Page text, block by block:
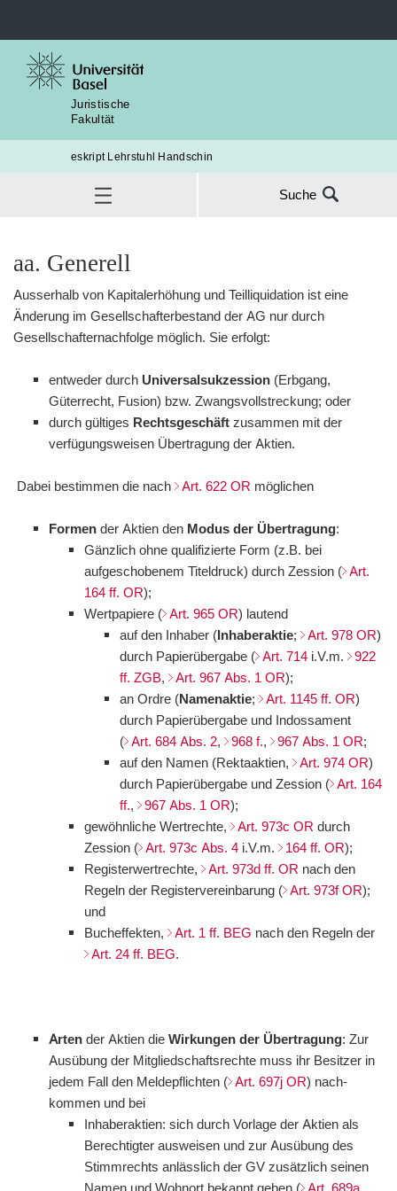
Juristische
Fakultät
eskript Lehrstuhl Handschin
Suche
§18 Änderung im Gesellschafterbestand
C. Gesellschafternachfolge
aa. Generell
aa. Generell
Ausserhalb von Kapitalerhöhung und Teilliquidation ist eine
Änderung im Gesellschafterbestand der AG nur durch
Gesellschafternachfolge möglich. Sie erfolgt:
entweder durch Universalsukzession (Erbgang,
Güterrecht, Fusion) bzw. Zwangsvollstreckung; oder
durch gültiges Rechtsgeschäft zusammen mit der
verfügungsweisen Übertragung der Aktien.
Dabei bestimmen die nach Art. 622 OR möglichen
Formen der Aktien den Modus der Übertragung:
Gänzlich ohne qualifizierte Form (z.B. bei
aufgeschobenem Titeldruck) durch Zession ( Art.
164 ff. OR);
Wertpapiere ( Art. 965 OR) lautend
auf den Inhaber (Inhaberaktie; Art. 978 OR)
durch Papierübergabe ( Art. 714 i.V.m.
922
ff. ZGB, Art. 967 Abs. 1 OR);
an Ordre (Namenaktie; Art. 1145 ff. OR)
durch Papierübergabe und Indossament
( Art. 684 Abs. 2, 968 f., 967 Abs. 1 OR;
auf den Namen (Rektaaktien,
Art. 974 OR)
durch Papierübergabe und Zession ( Art. 164
ff., 967 Abs. 1 OR);
gewöhnliche Wertrechte,
Art. 973c OR durch
Zession ( Art. 973c Abs. 4 i.V.m. 164 ff. OR);
Registerwertrechte,
Art. 973d ff. OR nach den
Regeln der Registervereinbarung ( Art. 973f OR);
und
Bucheffekten,
Art. 1 ff. BEG nach den Regeln der
Art. 24 ff. BEG.
Arten der Aktien die Wirkungen der Übertragung: Zur
Ausübung der Mitgliedschaftsrechte muss ihr Besitzer in
jedem Fall den Meldepflichten ( Art. 697j OR) nach­
kommen und bei
Inhaberaktien: sich durch Vorlage der Aktien als
Berechtigter ausweisen und zur Ausübung des
Stimmrechts anlässlich der GV zusätzlich seinen